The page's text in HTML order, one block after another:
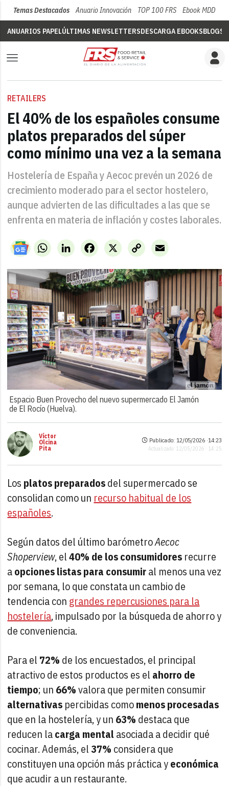
Temas Destacados Anuario Innovación TOP 100 FRS Ebook MDD
ANUARIOS PAPELÚLTIMAS NEWSLETTERSDESCARGA EBOOKSBLOGS
RETAILERS
El 40% de los españoles consume
platos preparados del súper
como mínimo una vez a la semana
Hostelería de España y Aecoc prevén un 2026 de
crecimiento moderado para el sector hostelero,
aunque advierten de las dificultades a las que se
enfrenta en materia de inflación y costes laborales.
WhatsAppLinkedIn X
Facebook
Copy
Link
Email
Espacio Buen Provecho del nuevo supermercado El Jamón
de El Rocío (Huelva).
Víctor
Olcina
Pita
Publicado: 12/05/2026 ·14:23
Actualizado: 12/05/2026 · 14:25
Los platos preparadosdel supermercado se
consolidan como un recurso habitual de los
españoles.
Según datos del último barómetroAecoc
Shoperview, el40% de los consumidores recurre
aopciones listas para consumiral menos una vez
por semana, lo que constata un cambio de
tendencia con grandes repercusiones para la
hostelería, impulsado por la búsqueda de ahorro y
de conveniencia.
Para el 72% de los encuestados, el principal
atractivo de estos productos es el ahorro de
tiempo; un 66%valora que permiten consumir
alternativas percibidas comomenos procesadas
que en la hostelería, y un 63% destaca que
reducen lacarga mentalasociada a decidir qué
cocinar. Además, el37% considera que
constituyen una opción más práctica yeconómica
que acudir a un restaurante.